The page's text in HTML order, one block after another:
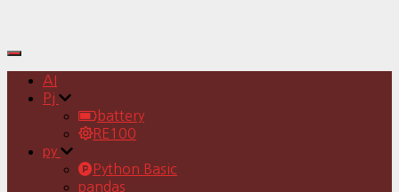
Toggle
Navigation
AI
Pj
battery
RE100
py
Python Basic
pandas